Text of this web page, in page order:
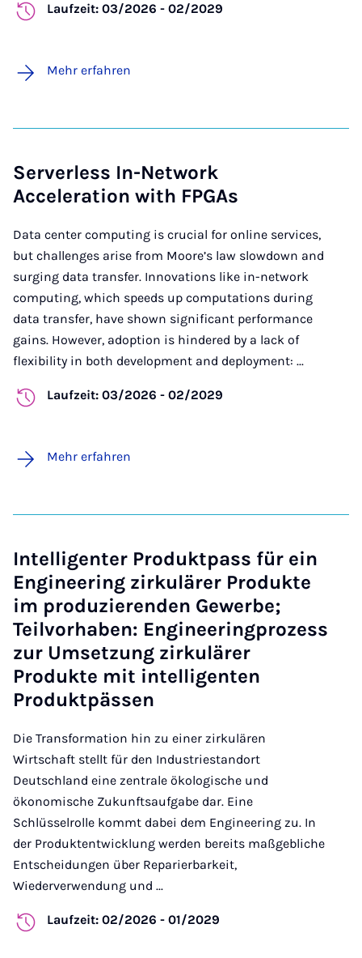
Laufzeit: 03/2026 - 02/2029
Mehr erfahren
Serverless In-Network
Acceleration with FPGAs
Data center computing is crucial for online services,
but challenges arise from Moore’s law slowdown and
surging data transfer. Innovations like in-network
computing, which speeds up computations during
data transfer, have shown significant performance
gains. However, adoption is hindered by a lack of
flexibility in both development and deployment: ...
Laufzeit: 03/2026 - 02/2029
Mehr erfahren
Intelligenter Produktpass für ein
Engineering zirkulärer Produkte
im produzierenden Gewerbe;
Teilvorhaben: Engineeringprozess
zur Umsetzung zirkulärer
Produkte mit intelligenten
Produktpässen
Die Transformation hin zu einer zirkulären
Wirtschaft stellt für den Industriestandort
Deutschland eine zentrale ökologische und
ökonomische Zukunftsaufgabe dar. Eine
Schlüsselrolle kommt dabei dem Engineering zu. In
der Produktentwicklung werden bereits maßgebliche
Entscheidungen über Reparierbarkeit,
Wiederverwendung und ...
Laufzeit: 02/2026 - 01/2029